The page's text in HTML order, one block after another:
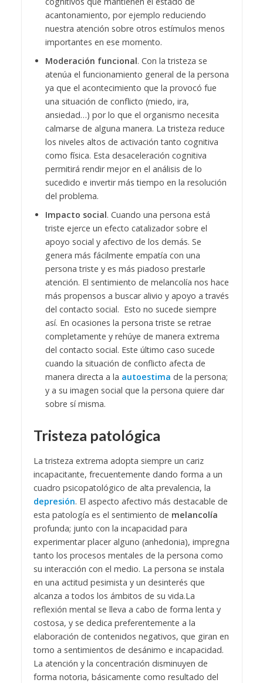
acantonamiento, por ejemplo reduciendo
nuestra atención sobre otros estímulos menos
importantes en ese momento.
Moderación funcional. Con la tristeza se
atenúa el funcionamiento general de la persona
ya que el acontecimiento que la provocó fue
una situación de conflicto (miedo, ira,
ansiedad…) por lo que el organismo necesita
calmarse de alguna manera. La tristeza reduce
los niveles altos de activación tanto cognitiva
como física. Esta desaceleración cognitiva
permitirá rendir mejor en el análisis de lo
sucedido e invertir más tiempo en la resolución
del problema.
Impacto social. Cuando una persona está
triste ejerce un efecto catalizador sobre el
apoyo social y afectivo de los demás. Se
genera más fácilmente empatía con una
persona triste y es más piadoso prestarle
atención. El sentimiento de melancolía nos hace
más propensos a buscar alivio y apoyo a través
del contacto social. Esto no sucede siempre
así. En ocasiones la persona triste se retrae
completamente y rehúye de manera extrema
del contacto social. Este último caso sucede
cuando la situación de conflicto afecta de
manera directa a la autoestima de la persona;
y a su imagen social que la persona quiere dar
sobre sí misma.
Tristeza patológica
La tristeza extrema adopta siempre un cariz
incapacitante, frecuentemente dando forma a un
cuadro psicopatológico de alta prevalencia, la
depresión. El aspecto afectivo más destacable de
esta patología es el sentimiento de melancolía
profunda; junto con la incapacidad para
experimentar placer alguno (anhedonia), impregna
tanto los procesos mentales de la persona como
su interacción con el medio. La persona se instala
en una actitud pesimista y un desinterés que
alcanza a todos los ámbitos de su vida.La
reflexión mental se lleva a cabo de forma lenta y
costosa, y se dedica preferentemente a la
elaboración de contenidos negativos, que giran en
torno a sentimientos de desánimo e incapacidad.
La atención y la concentración disminuyen de
forma notoria, básicamente como resultado del